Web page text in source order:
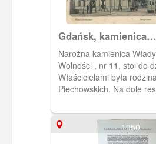
Gdańsk, kamienica
Piechowskich w
Narożna kamienica
Wolności , nr 11, stoi do
Właścicielami była
Piechowskich. Na dole
1902 r.
1950